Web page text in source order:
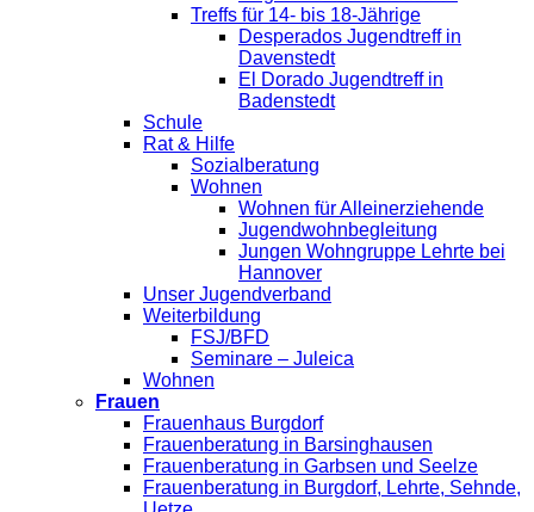
Treffs für 14- bis 18-Jährige
Desperados Jugendtreff in
Davenstedt
El Dorado Jugendtreff in
Badenstedt
Schule
Rat & Hilfe
Sozialberatung
Wohnen
Wohnen für Alleinerziehende
Jugendwohnbegleitung
Jungen Wohngruppe Lehrte bei
Hannover
Unser Jugendverband
Weiterbildung
FSJ/BFD
Seminare – Juleica
Wohnen
Frauen
Frauenhaus Burgdorf
Frauenberatung in Barsinghausen
Frauenberatung in Garbsen und Seelze
Frauenberatung in Burgdorf, Lehrte, Sehnde,